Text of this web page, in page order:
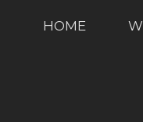
HOME
NIEUWS